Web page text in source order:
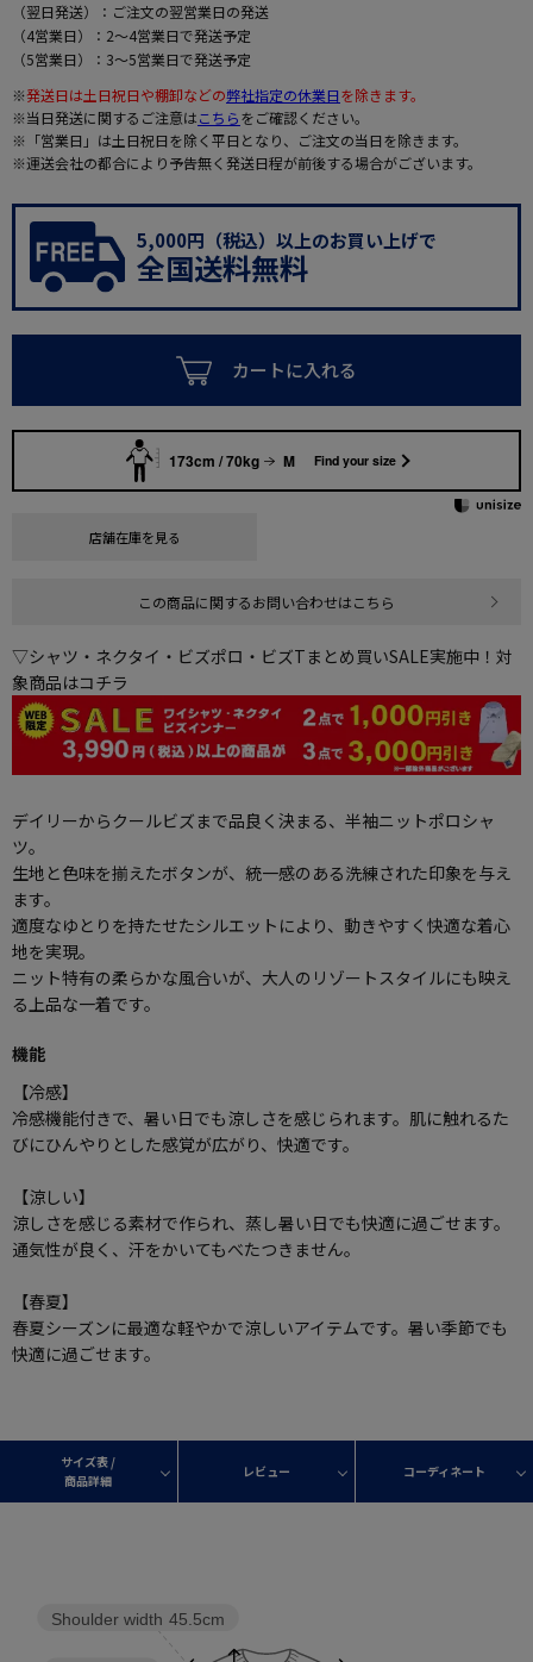
（翌日発送）：ご注文の翌営業日の発送
（4営業日）：2～4営業日で発送予定
（5営業日）：3～5営業日で発送予定
※発送日は土日祝日や棚卸などの弊社指定の休業日を除きます。
※当日発送に関するご注意はこちらをご確認ください。
※「営業日」は土日祝日を除く平日となり、ご注文の当日を除きます。
※運送会社の都合により予告無く発送日程が前後する場合がございます。
5,000円（税込）以上のお買い上げで
全国送料無料
カートに入れる
173cm / 70kg M Find your size
店舗在庫を見る
この商品に関するお問い合わせはこちら
▽シャツ・ネクタイ・ビズポロ・ビズTまとめ買いSALE実施中！対
象商品はコチラ
デイリーからクールビズまで品良く決まる、半袖ニットポロシャ
ツ。
生地と色味を揃えたボタンが、統一感のある洗練された印象を与え
ます。
適度なゆとりを持たせたシルエットにより、動きやすく快適な着心
地を実現。
ニット特有の柔らかな風合いが、大人のリゾートスタイルにも映え
る上品な一着です。
機能
【冷感】
冷感機能付きで、暑い日でも涼しさを感じられます。肌に触れるた
びにひんやりとした感覚が広がり、快適です。
【涼しい】
涼しさを感じる素材で作られ、蒸し暑い日でも快適に過ごせます。
通気性が良く、汗をかいてもべたつきません。
【春夏】
春夏シーズンに最適な軽やかで涼しいアイテムです。暑い季節でも
快適に過ごせます。
サイズ表 /
商品詳細
レビュー コーディネート
Shoulder width 45.5cm